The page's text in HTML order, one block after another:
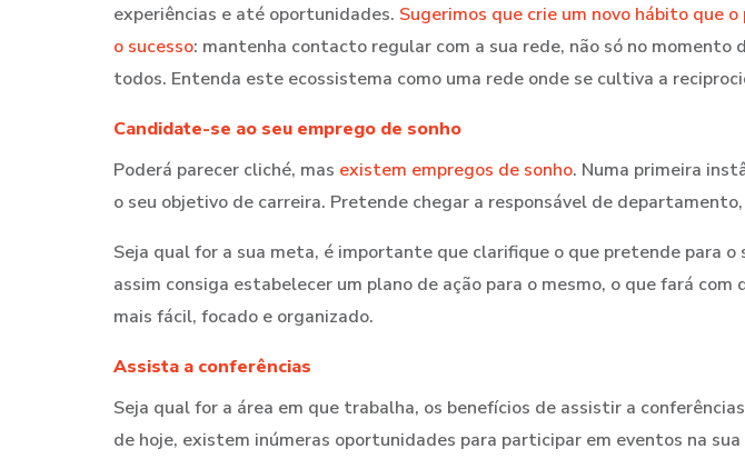
experiências e até oportunidades. Sugerimos que crie um novo hábito que
o sucesso: mantenha contacto regular com a sua rede, não só no momento
todos. Entenda este ecossistema como uma rede onde se cultiva a
Candidate-se ao seu emprego de sonho
Poderá parecer cliché, mas existem empregos de sonho. Numa primeira
o seu objetivo de carreira. Pretende chegar a responsável de
Seja qual for a sua meta, é importante que clarifique o que pretende para o
assim consiga estabelecer um plano de ação para o mesmo, o que fará com
mais fácil, focado e organizado.
Assista a conferências
Seja qual for a área em que trabalha, os benefícios de assistir a
de hoje, existem inúmeras oportunidades para participar em eventos na